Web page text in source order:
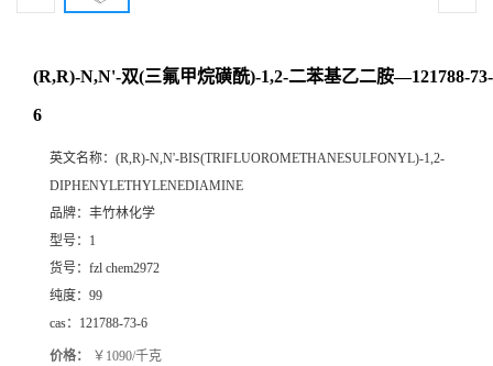
(R,R)-N,N'-双(三氟甲烷磺酰)-1,2-二苯基乙二胺—121788-73-
6
英文名称： (R,R)-N,N'-BIS(TRIFLUOROMETHANESULFONYL)-1,2-
DIPHENYLETHYLENEDIAMINE
品牌： 丰竹林化学
型号： 1
货号： fzl chem2972
纯度： 99
cas： 121788-73-6
价格： ￥1090/千克